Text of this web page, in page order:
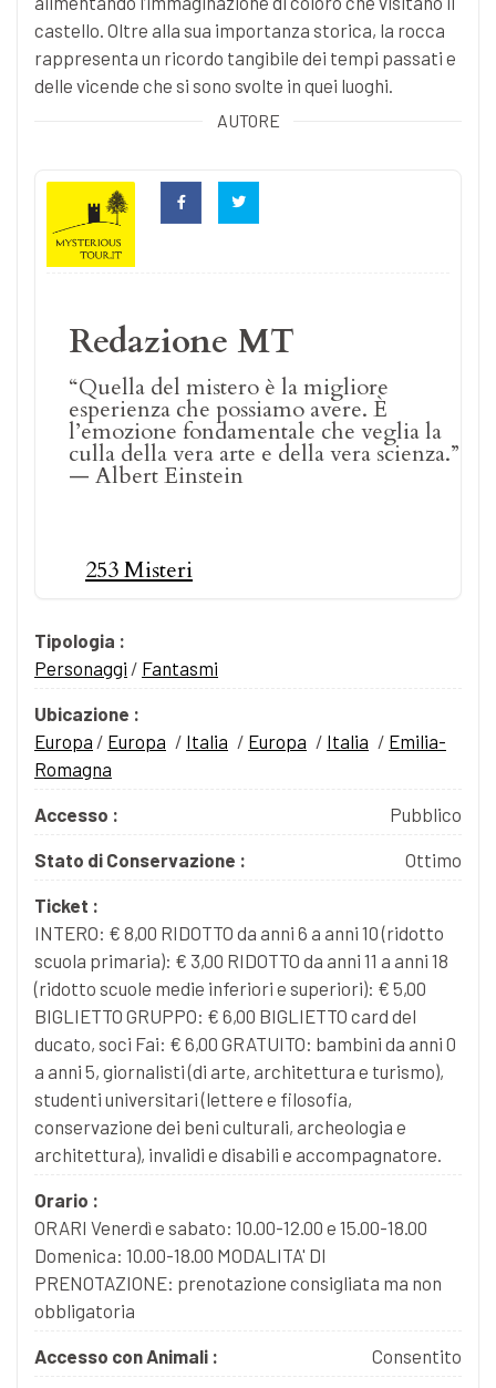
castello. Oltre alla sua importanza storica, la rocca
rappresenta un ricordo tangibile dei tempi passati e
delle vicende che si sono svolte in quei luoghi.
AUTORE
Redazione MT
“Quella del mistero è la migliore
esperienza che possiamo avere. È
l’emozione fondamentale che veglia la
culla della vera arte e della vera scienza.”
— Albert Einstein
253 Misteri
Tipologia :
Personaggi / Fantasmi
Ubicazione :
Europa / Europa / Italia / Europa / Italia / Emilia-
Romagna
Accesso : Pubblico
Stato di Conservazione : Ottimo
Ticket :
INTERO: € 8,00 RIDOTTO da anni 6 a anni 10 (ridotto
scuola primaria): € 3,00 RIDOTTO da anni 11 a anni 18
(ridotto scuole medie inferiori e superiori): € 5,00
BIGLIETTO GRUPPO: € 6,00 BIGLIETTO card del
ducato, soci Fai: € 6,00 GRATUITO: bambini da anni 0
a anni 5, giornalisti (di arte, architettura e turismo),
studenti universitari (lettere e filosofia,
conservazione dei beni culturali, archeologia e
architettura), invalidi e disabili e accompagnatore.
Orario :
ORARI Venerdì e sabato: 10.00-12.00 e 15.00-18.00
Domenica: 10.00-18.00 MODALITA' DI
PRENOTAZIONE: prenotazione consigliata ma non
obbligatoria
Accesso con Animali : Consentito